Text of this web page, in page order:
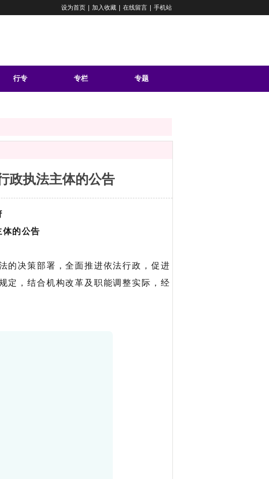
设为首页 加入收藏 在线留言 手机站
行专 专栏 专题
政执法主体的公告
体的公告
的决策部署，全面推进依法行政，促进
定，结合机构改革及职能调整实际，经